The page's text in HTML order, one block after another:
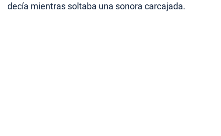
decía mientras soltaba una sonora carcajada.